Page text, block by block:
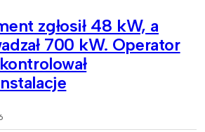
zgłosił 48 kW, a
700 kW. Operator